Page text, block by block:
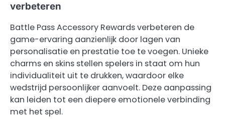
verbeteren
Battle Pass Accessory Rewards verbeteren de
game-ervaring aanzienlijk door lagen van
personalisatie en prestatie toe te voegen. Unieke
charms en skins stellen spelers in staat om hun
individualiteit uit te drukken, waardoor elke
wedstrijd persoonlijker aanvoelt. Deze aanpassing
kan leiden tot een diepere emotionele verbinding
met het spel.